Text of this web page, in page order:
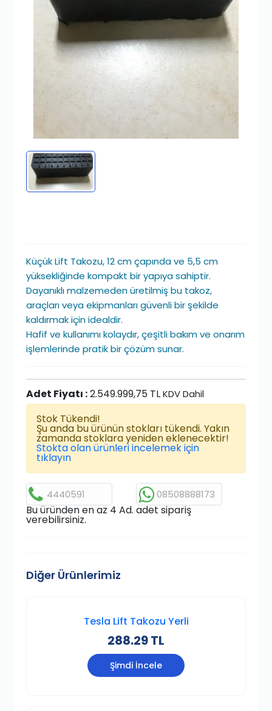
Küçük Lift Takozu, 12 cm çapında ve 5,5 cm
yüksekliğinde kompakt bir yapıya sahiptir.
Dayanıklı malzemeden üretilmiş bu takoz,
araçları veya ekipmanları güvenli bir şekilde
kaldırmak için idealdir.
Hafif ve kullanımı kolaydır, çeşitli bakım ve onarım
işlemlerinde pratik bir çözüm sunar.
Adet Fiyatı :2.549.999,75 TLKDV Dahil
Stok Tükendi!
Şu anda bu ürünün stokları tükendi. Yakın
zamanda stoklara yeniden eklenecektir!
Stokta olan ürünleri incelemek için
tıklayın
4440591 08508888173
Bu üründen en az 4 Ad. adet sipariş
verebilirsiniz.
Diğer Ürünlerimiz
Tesla Lift Takozu Yerli
288.29 TL
Şimdi İncele